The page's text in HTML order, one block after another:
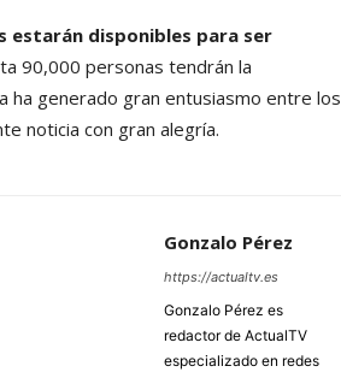
estarán disponibles para ser
90,000 personas tendrán la
ha generado gran entusiasmo entre los
noticia con gran alegría.
Gonzalo Pérez
https://actualtv.es
Gonzalo Pérez es
redactor de ActualTV
especializado en redes